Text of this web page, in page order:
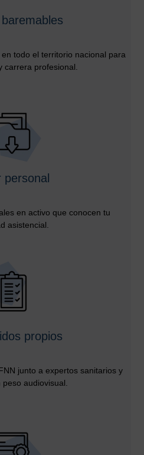
todo el territorio nacional para
carrera profesional.
personal
en activo que conocen tu
asistencial.
propios
junto a expertos sanitarios y
audiovisual.